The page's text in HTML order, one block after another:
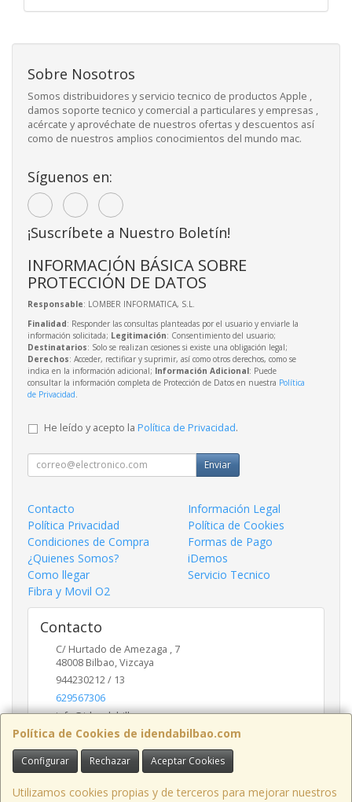
Política de Cookies de idendabilbao.com
Configurar Rechazar Aceptar Cookies
Utilizamos cookies propias y de terceros para mejorar nuestros
Sobre Nosotros
Somos distribuidores y servicio tecnico de productos Apple ,
damos soporte tecnico y comercial a particulares y empresas ,
acércate y aprovéchate de nuestros ofertas y descuentos así
como de nuestros amplios conocimientos del mundo mac.
Síguenos en:
¡Suscríbete a Nuestro Boletín!
INFORMACIÓN BÁSICA SOBRE
PROTECCIÓN DE DATOS
Responsable: LOMBER INFORMATICA, S.L.
Finalidad: Responder las consultas planteadas por el usuario y enviarle la
información solicitada; Legitimación: Consentimiento del usuario;
Destinatarios: Solo se realizan cesiones si existe una obligación legal;
Derechos: Acceder, rectificar y suprimir, así como otros derechos, como se
indica en la información adicional; Información Adicional: Puede
consultar la información completa de Protección de Datos en nuestra Política
de Privacidad
He leído y acepto la Política de Privacidad.
Enviar
Contacto
Información Legal
Política Privacidad
Política de Cookies
Condiciones de Compra
Formas de Pago
¿Quienes Somos?
iDemos
Como llegar
Servicio Tecnico
Fibra y Movil O2
Contacto
C/ Hurtado de Amezaga , 7
48008 Bilbao,Vizcaya
944230212 / 13
629567306
info@idendabilbao.com
Horario
Lunes viernes 10 - 14 y 16 - 20